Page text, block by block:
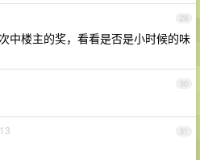
29
中楼主的奖，看看是否是小时候的味
30
31